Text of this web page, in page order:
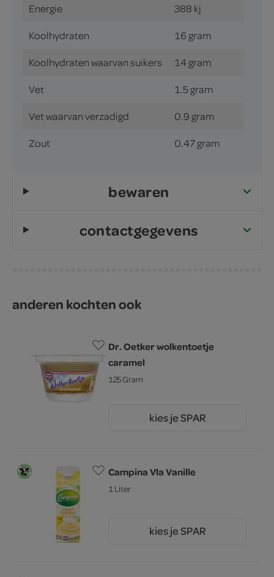
Energie 388 kj
Koolhydraten 16 gram
Koolhydraten waarvan suikers 14 gram
Vet 1.5 gram
Vet waarvan verzadigd 0.9 gram
Zout 0.47 gram
bewaren
contactgegevens
anderen kochten ook
Dr. Oetker wolkentoetje
caramel
125 Gram
kies je SPAR
Campina Vla Vanille
1 Liter
kies je SPAR